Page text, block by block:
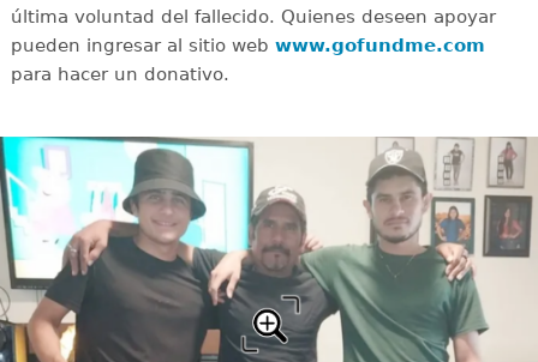
última voluntad del fallecido. Quienes deseen apoyar
pueden ingresar al sitio web www.gofundme.com
para hacer un donativo.